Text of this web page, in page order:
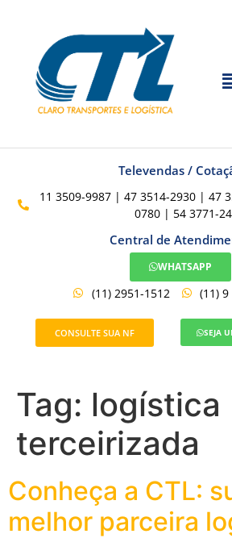
Televendas /
11 3509-9987 | 47 3514-2930 | 47
0780 | 54 3771-
Central de
WHATSAPP
(11) 2951-1512 (11)
CONSULTE SUA NF SEJA
Tag: logística
terceirizada
Conheça a CTL:
melhor parceira